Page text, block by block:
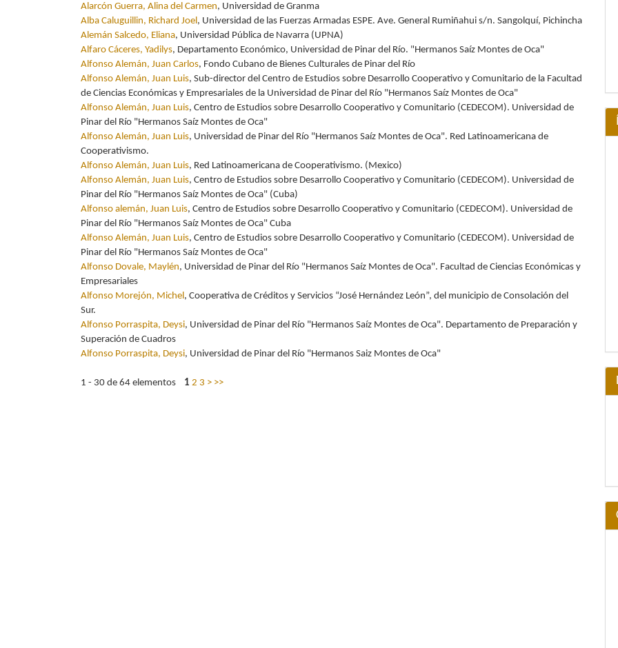
Alarcón Guerra, Alina del Carmen, Universidad de Granma
Alba Caluguillin, Richard Joel , Universidad de las Fuerzas Armadas ESPE. Ave. General Rumiñahui s/n. Sangolquí, Pichincha
Alemán Salcedo, Eliana, Universidad Pública de Navarra (UPNA)
Alfaro Cáceres, Yadilys, Departamento Económico, Universidad de Pinar del Río. "Hermanos Saíz Montes de Oca"
Alfonso Alemán, Juan Carlos, Fondo Cubano de Bienes Culturales de Pinar del Río
Alfonso Alemán, Juan Luis, Sub-director del Centro de Estudios sobre Desarrollo Cooperativo y Comunitario de la Facultad
de Ciencias Económicas y Empresariales de la Universidad de Pinar del Río "Hermanos Saíz Montes de Oca"
Alfonso Alemán, Juan Luis, Centro de Estudios sobre Desarrollo Cooperativo y Comunitario (CEDECOM). Universidad de
Pinar del Río "Hermanos Saíz Montes de Oca"
Alfonso Alemán, Juan Luis, Universidad de Pinar del Río "Hermanos Saíz Montes de Oca". Red Latinoamericana de
Cooperativismo.
Alfonso Alemán, Juan Luis, Red Latinoamericana de Cooperativismo. (Mexico)
Alfonso Alemán, Juan Luis, Centro de Estudios sobre Desarrollo Cooperativo y Comunitario (CEDECOM). Universidad de
Pinar del Río "Hermanos Saíz Montes de Oca" (Cuba)
Alfonso alemán, Juan Luis, Centro de Estudios sobre Desarrollo Cooperativo y Comunitario (CEDECOM). Universidad de
Pinar del Río "Hermanos Saíz Montes de Oca" Cuba
Alfonso Alemán, Juan Luis, Centro de Estudios sobre Desarrollo Cooperativo y Comunitario (CEDECOM). Universidad de
Pinar del Río "Hermanos Saíz Montes de Oca"
Alfonso Dovale, Maylén, Universidad de Pinar del Río "Hermanos Saíz Montes de Oca". Facultad de Ciencias Económicas y
Empresariales
Alfonso Morejón, Michel , Cooperativa de Créditos y Servicios “José Hernández León”, del municipio de Consolación del
Sur.
Alfonso Porraspita, Deysi, Universidad de Pinar del Río "Hermanos Saíz Montes de Oca". Departamento de Preparación y
Superación de Cuadros
Alfonso Porraspita, Deysi, Universidad de Pinar del Río "Hermanos Saiz Montes de Oca"
1 - 30 de 64 elementos 1 2 3 > >>